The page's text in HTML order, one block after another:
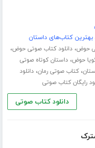
بهترین کتاب‌های داستان
حوض،دانلود کتاب صوتی حوض،
حوض،داستان کوتاه صوتی
،کتاب صوتی رمان،دانلود
رایگان کتاب صوتی
دانلود کتاب صوتی